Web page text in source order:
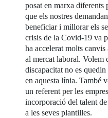
posat en marxa diferents
que els nostres
beneficiar i millorar els
crisis de la Covid-19 va
ha accelerat molts
al mercat laboral. Volem
discapacitat no es
en aquesta línia. També
un referent per les
incorporació del talent
a les seves plantilles.